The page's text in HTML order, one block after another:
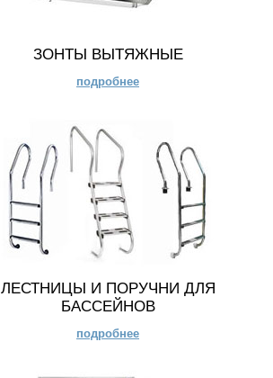
ЗОНТЫ ВЫТЯЖНЫЕ
подробнее
ЛЕСТНИЦЫ И ПОРУЧНИ ДЛЯ
БАССЕЙНОВ
подробнее